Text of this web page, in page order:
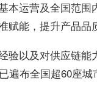
本运营及全国范
赋能，提升产品
验以及对供应链
遍布全国超60座